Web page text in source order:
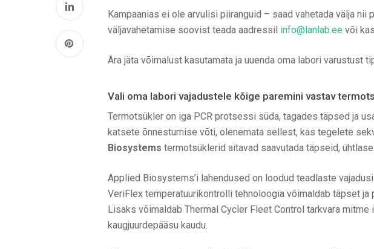
Kampaanias ei ole arvulisi piiranguid – saad vahetada välja
väljavahetamise soovist teada aadressil info@lanlab.ee või
Ära jäta võimalust kasutamata ja uuenda oma labori varustust
Vali oma labori vajadustele kõige paremini vastav
Termotsükler on iga PCR protsessi süda, tagades täpsed ja
katsete õnnestumise võti, olenemata sellest, kas tegelete
Biosystems termotsüklerid aitavad saavutada täpseid,
Applied Biosystems’i lahendused on loodud teadlaste
VeriFlex temperatuurikontrolli tehnoloogia võimaldab täpset
Lisaks võimaldab Thermal Cycler Fleet Control tarkvara
kaugjuurdepääsu kaudu.